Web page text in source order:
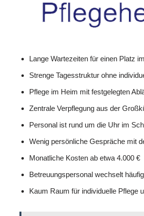
Lange Wartezeiten für einen Platz
Strenge Tagesstruktur ohne
Pflege im Heim mit festgelegten
Zentrale Verpflegung aus der
Personal ist rund um die Uhr im
Wenig persönliche Gespräche mit
Monatliche Kosten ab etwa 4.000 €
Betreuungspersonal wechselt häufig
Kaum Raum für individuelle Pflege